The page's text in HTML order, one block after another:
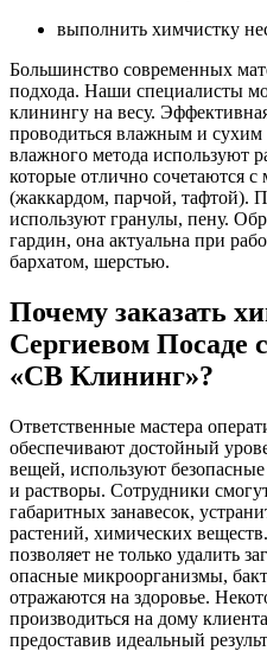
выполнить химчистку
Большинство современных
подхода. Наши специалисты
клинингу на весу.
проводиться влажным и
влажного метода используют
которые отлично сочетаются с
(жаккардом, парчой, тафтой).
используют гранулы, пену.
гардин, она актуальна при
бархатом, шерстью.
Почему заказать
Сергиевом Посаде
«СВ Клининг»?
Ответственные мастера
обеспечивают достойный
вещей, используют
и растворы. Сотрудники
габаритных занавесок,
растений, химических
позволяет не только удалить
опасные микроорганизмы,
отражаются на здоровье.
производиться на дому
предоставив идеальный